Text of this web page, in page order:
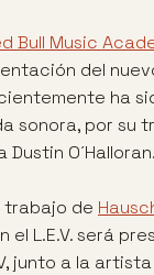
Bull Music
del
ha
sonora, por su
O´Halloran.
trabajo de
el L.E.V. será
junto a la artista